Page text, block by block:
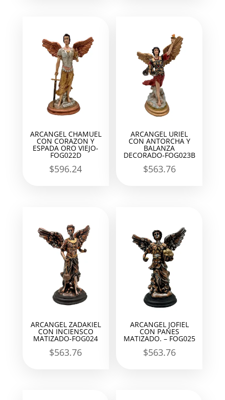
ARCANGEL CHAMUEL
CON CORAZON Y
ESPADA ORO VIEJO-
FOG022D
$596.24
ARCANGEL URIEL
CON ANTORCHA Y
BALANZA
DECORADO-FOG023B
$563.76
ARCANGEL ZADAKIEL
CON INCIENSCO
MATIZADO-FOG024
$563.76
ARCANGEL JOFIEL
CON PANES
MATIZADO. – FOG025
$563.76